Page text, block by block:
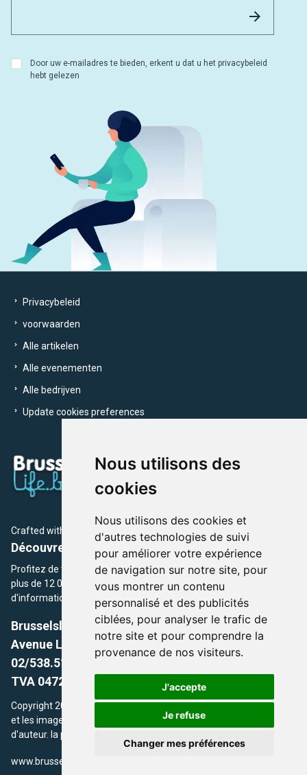
Nous utilisons des
cookies
Nous utilisons des cookies et
d'autres technologies de suivi
pour améliorer votre expérience
de navigation sur notre site, pour
vous montrer un contenu
personnalisé et des publicités
ciblées, pour analyser le trafic de
notre site et pour comprendre la
provenance de nos visiteurs.
J'accepte
Je refuse
Changer mes préférences
Door uw e-mailadres te bieden, erkent u dat u het privacybeleid
hebt gelezen
Privacybeleid
voorwaarden
Alle artikelen
Alle evenementen
Alle bedrijven
Update cookies preferences
Crafted with by Brusselslife Team
Découvrez plus de 12 000 adresses et événements
Profitez de toutes les sections de BrusselsLife.be et découvrez
plus de 12 000 adresses et un grand choix d'événements,
d'informations et de conseils et astuces de notre écriture.
Brusselslife.be
Avenue Louise, 500 -1050 Ixelles, Brussels,
02/538.51.49.
TVA 0472.281.221
Copyright 2026 © Brusselslife.be Tous droits réservés. Le contenu
et les images utilisés sur ce site sont protégés par le droit
d'auteur. la propriétaires respectifs.
www.brusselsLife.be